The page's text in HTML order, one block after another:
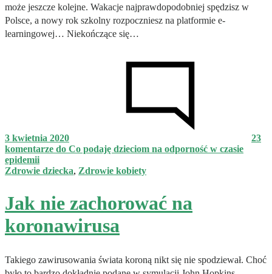
może jeszcze kolejne. Wakacje najprawdopodobniej spędzisz w
Polsce, a nowy rok szkolny rozpoczniesz na platformie e-
learningowej… Niekończące się…
3 kwietnia 2020
23
komentarze do Co podaję dzieciom na odporność w czasie
epidemii
Zdrowie dziecka, Zdrowie kobiety
Jak nie zachorować na
koronawirusa
Takiego zawirusowania świata koroną nikt się nie spodziewał. Choć